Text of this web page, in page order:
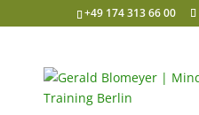
+49 174 313 66 00